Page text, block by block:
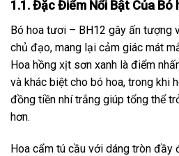
1.1. Đặc Điểm Nổi Bật Của Bó
Bó hoa tươi – BH12 gây ấn tượng
chủ đạo, mang lại cảm giác mát
Hoa hồng xịt sơn xanh là điểm
và khác biệt cho bó hoa, trong khi
đồng tiền nhí trắng giúp tổng thể
hơn.
Hoa cẩm tú cầu với dáng tròn